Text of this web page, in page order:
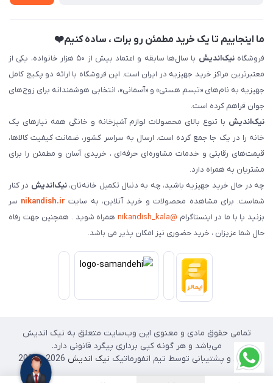
ما اینجاییم تا یک خرید مطمئن رو برات ، ساده کنیم❤️
فروشگاهنیک‌اندیش
با سال‌ها سابقه و اعتماد بیش از ۵۰ هزار خانواده، یکی از
معتبرترین مراکز خرید جهیزیه در ایران است. این فروشگاه با ارائه دو پکیج کامل
جهیزیه به نام‌های «تبسم هستی» و «آسمانی»، انتخابی هوشمندانه برای زوج‌های
جوان فراهم کرده است.
نیک‌اندیش با تنوع بالای محصولات لوازم آشپزخانه و خانگی همه نیازهای یک
خانه را در یک جا جمع کرده است. ارسال به سراسر کشور، ضمانت کیفیت کالاها،
قیمت‌های رقابتی و خدمات مشاوره‌ای حرفه‌ای ، خریدی آسان و مطمئن را برای
مشتریان به همراه دارد.
چه در حال خرید جهیزیه باشید، چه به دنبال تکمیل خانه‌تان،نیک‌اندیش در کنار
شماست. برای مشاهده محصولات و خرید آنلاین، به سایت nikandish.ir سر
بزنید یا با ما در اینستاگرام @nikandish_kala
همراه شوید . همچنین جهت رفاه
حال شما عزیزان ، خرید حضوری نیز امکان پذیر می باشد.
تمامی حقوق مادی و معنوی این وب‌سایت متعلق به نیک اندیش
می‌باشد و هر گونه کپی برداری پیگرد قانونی دارد.
طراحی و پشتیبانی توسط تیم انفورماتیک نیک اندیش 2026 - 2025